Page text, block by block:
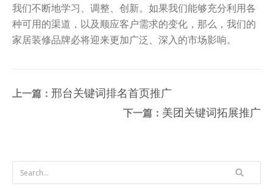
我们不断地学习、调整、创新。如果我们能够充分利用各
种可用的渠道，以及顺应客户需求的变化，那么，我们的
家居装修品牌必将迎来更加广泛、深入的市场影响。
上一篇： 邢台关键词排名首页推广
下一篇： 美团关键词拓展推广